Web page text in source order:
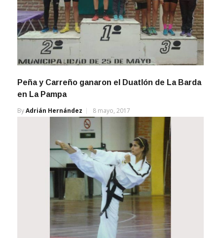
Peña y Carreño ganaron el Duatlón de La Barda
en La Pampa
ByAdrián Hernández 8 mayo, 2017